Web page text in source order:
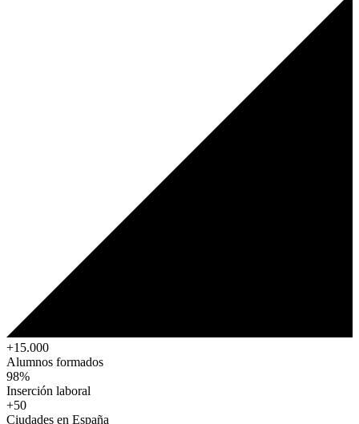
+15.000
Alumnos formados
98%
Inserción laboral
+50
Ciudades en España